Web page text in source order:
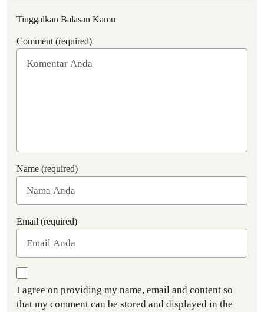
Tinggalkan Balasan Kamu
Comment (required)
Name (required)
Email (required)
I agree on providing my name, email and content so
that my comment can be stored and displayed in the